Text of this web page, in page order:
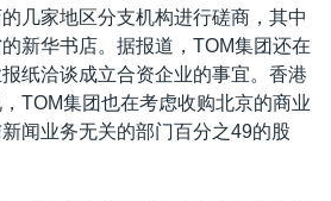
几家地区分支机构进行磋商，其中
新华书店。据报道，TOM集团还在
纸洽谈成立合资企业的事宜。香港
TOM集团也在考虑收购北京的商业
闻业务无关的部门百分之49的股